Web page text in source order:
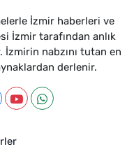
İzmir haberleri ve
İzmir tarafından anlık
nabzını tutan en
derlenir.